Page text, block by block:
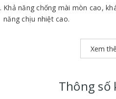
Khả năng chống mài mòn cao,
năng chịu nhiệt cao.
Có độ nhám trên bề mặt giúp
Xem
Thông